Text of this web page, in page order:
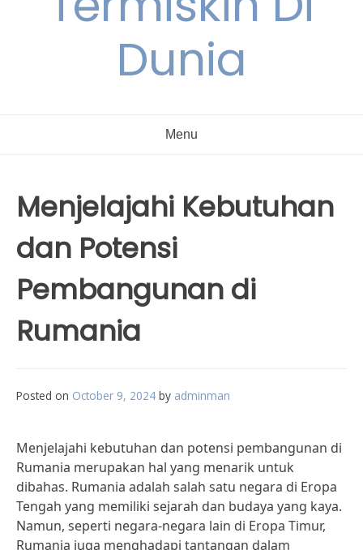
Dunia
Menu
Menjelajahi Kebutuhan
dan Potensi
Pembangunan di
Rumania
Posted on October 9, 2024 by adminman
Menjelajahi kebutuhan dan potensi pembangunan di
Rumania merupakan hal yang menarik untuk
dibahas. Rumania adalah salah satu negara di Eropa
Tengah yang memiliki sejarah dan budaya yang kaya.
Namun, seperti negara-negara lain di Eropa Timur,
Rumania juga menghadapi tantangan dalam